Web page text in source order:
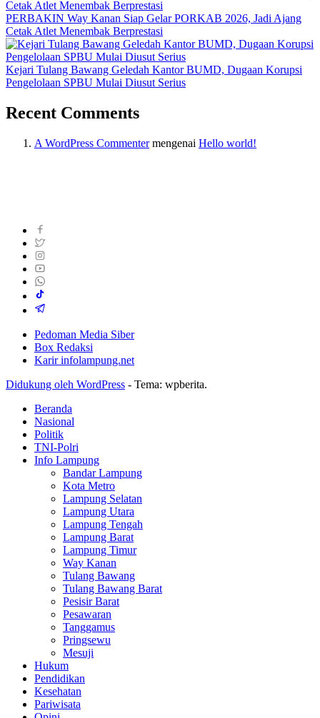
PERBAKIN Way Kanan Siap Gelar PORKAB 2026, Jadi Ajang
Cetak Atlet Menembak Berprestasi
Kejari Tulang Bawang Geledah Kantor BUMD, Dugaan Korupsi
Pengelolaan SPBU Mulai Diusut Serius
Recent Comments
A WordPress Commentermengenai Hello world!
Pedoman Media Siber
Box Redaksi
Karir infolampung.net
Didukung oleh WordPress - Tema: wpberita.
Beranda
Nasional
Politik
TNI-Polri
Info Lampung
Bandar Lampung
Kota Metro
Lampung Selatan
Lampung Utara
Lampung Tengah
Lampung Barat
Lampung Timur
Way Kanan
Tulang Bawang
Tulang Bawang Barat
Pesisir Barat
Pesawaran
Tanggamus
Pringsewu
Mesuji
Hukum
Pendidikan
Kesehatan
Pariwisata